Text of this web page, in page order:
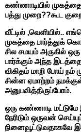
கண்ணாடியில் முகத்தை
பத்து முறை??கூட
வீட்டில் ,வெளியில்..
முகத்தை பார்த்துக்
சில சமயம் அருகில்
பார்க்கும் அந்த
விகிதம் மாறி போய் நம்
சின்ன ஏமாற்றம்
அனுபவித்திருப்போம்.
ஒரு கண்ணாடி மட்டுமே
நேரிடும் ஒருவன்
நினைவூட்டுவதாகவே